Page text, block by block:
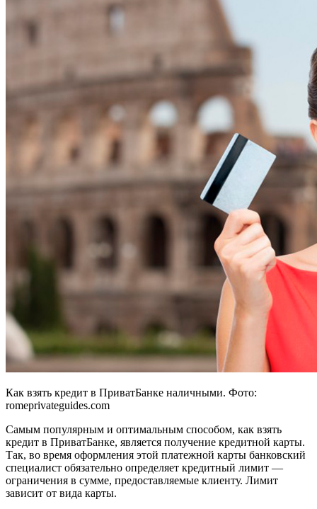
Как взять кредит в ПриватБанке наличными. Фото:
romeprivateguides.com
Самым популярным и оптимальным способом, как взять
кредит в ПриватБанке, является получение кредитной карты.
Так, во время оформления этой платежной карты банковский
специалист обязательно определяет кредитный лимит —
ограничения в сумме, предоставляемые клиенту. Лимит
зависит от вида карты.